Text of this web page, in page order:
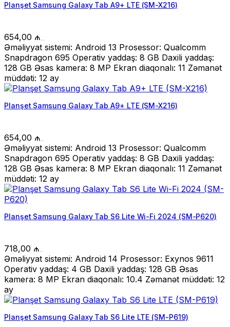
Planşet Samsung Galaxy Tab A9+ LTE (SM-X216)
654,00 ₼
Əməliyyat sistemi: Android 13 Prosessor: Qualcomm
Snapdragon 695 Operativ yaddaş: 8 GB Daxili yaddaş:
128 GB Əsas kamera: 8 MP Ekran diaqonalı: 11 Zəmanət
müddəti: 12 ay
Planşet Samsung Galaxy Tab A9+ LTE (SM-X216)
654,00 ₼
Əməliyyat sistemi: Android 13 Prosessor: Qualcomm
Snapdragon 695 Operativ yaddaş: 8 GB Daxili yaddaş:
128 GB Əsas kamera: 8 MP Ekran diaqonalı: 11 Zəmanət
müddəti: 12 ay
Planşet Samsung Galaxy Tab S6 Lite Wi-Fi 2024 (SM-P620)
718,00 ₼
Əməliyyat sistemi: Android 14 Prosessor: Exynos 9611
Operativ yaddaş: 4 GB Daxili yaddaş: 128 GB Əsas
kamera: 8 MP Ekran diaqonalı: 10.4 Zəmanət müddəti: 12
ay
Planşet Samsung Galaxy Tab S6 Lite LTE (SM-P619)